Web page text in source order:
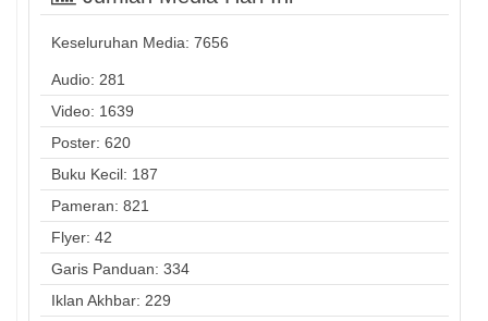
Keseluruhan Media: 7656
Audio: 281
Video: 1639
Poster: 620
Buku Kecil: 187
Pameran: 821
Flyer: 42
Garis Panduan: 334
Iklan Akhbar: 229